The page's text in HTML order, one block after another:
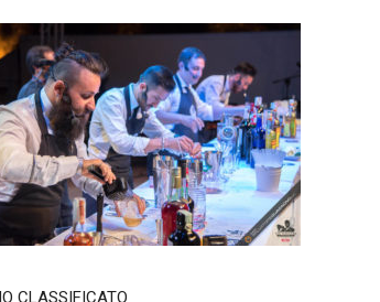
CLASSIFICATO